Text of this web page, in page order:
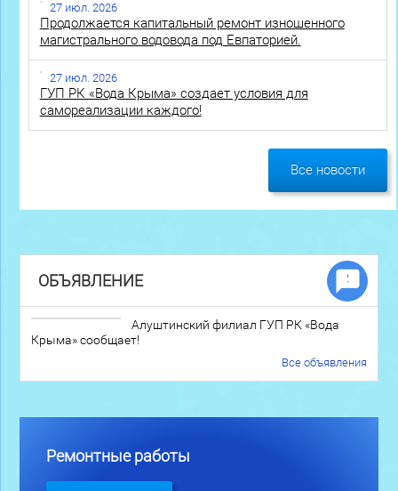
27 июл. 2026
Продолжается капитальный ремонт изношенного
магистрального водовода под Евпаторией.
27 июл. 2026
ГУП РК «Вода Крыма» создает условия для
самореализации каждого!
Все новости
ОБЪЯВЛЕНИЕ
Алуштинский филиал ГУП РК «Вода
Крыма» сообщает!
Все объявления
Ремонтные работы